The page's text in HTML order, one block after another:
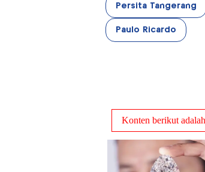
Persita Tangerang
Paulo Ricardo